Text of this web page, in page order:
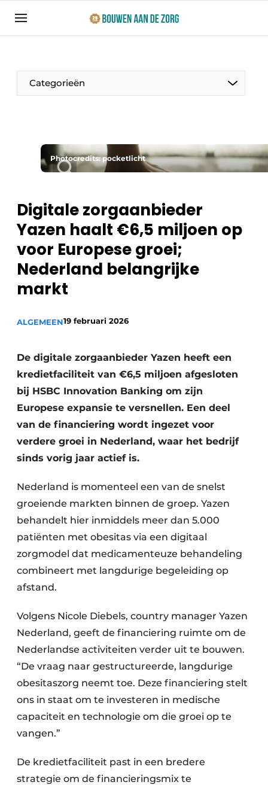
Aanmelden
Bedrijven
Bouwen aan de Zorg | Vakblad over bouw en
Direct contact
Evenement aanmelden
Jubileumboek
Meest gelezen
Nieuwsbrief
Podcasts
Privacy / Cookie statement
Vacature aanmelden
Video’s
Categorieën
Productinformatie
Evenementen
Ziekenhuizen
Woonzorg & Verpleeghuizen
Privéklinieken
Photocredits: pocketlicht
Digitale zorgaanbieder
Yazen haalt €6,5 miljoen op
voor Europese groei;
Nederland belangrijke
markt
ALGEMEEN19 februari 2026
De digitale zorgaanbieder Yazen heeft een
kredietfaciliteit van €6,5 miljoen afgesloten
bij HSBC Innovation Banking om zijn
Europese expansie te versnellen. Een deel
van de financiering wordt ingezet voor
verdere groei in Nederland, waar het bedrijf
sinds vorig jaar actief is.
Nederland is momenteel een van de snelst
groeiende markten binnen de groep. Yazen
behandelt hier inmiddels meer dan 5.000
patiënten met obesitas via een digitaal
zorgmodel dat medicamenteuze behandeling
combineert met langdurige begeleiding op
afstand.
Volgens Nicole Diebels, country manager Yazen
Nederland, geeft de financiering ruimte om de
Nederlandse activiteiten verder uit te bouwen.
“De vraag naar gestructureerde, langdurige
obesitaszorg neemt toe. Deze financiering stelt
ons in staat om te investeren in medische
capaciteit en technologie om die groei op te
vangen.”
De kredietfaciliteit past in een bredere
strategie om de financieringsmix te